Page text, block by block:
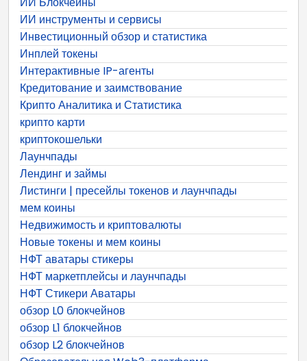
ИИ инструменты и сервисы
Инвестиционный обзор и статистика
Инплей токены
Интерактивные IP-агенты
Кредитование и заимствование
Крипто Аналитика и Статистика
крипто карти
криптокошельки
Лаунчпады
Лендинг и займы
Листинги | пресейлы токенов и лаунчпады
мем коины
Недвижимость и криптовалюты
Новые токены и мем коины
НФТ аватары стикеры
НФТ маркетплейсы и лаунчпады
НФТ Стикери Аватары
обзор L0 блокчейнов
обзор L1 блокчейнов
обзор L2 блокчейнов